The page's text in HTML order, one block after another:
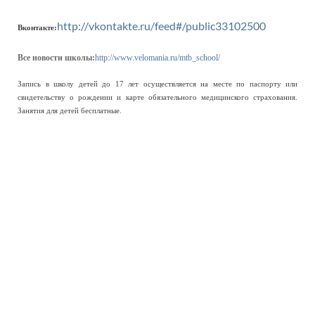
Вконтакте:http://vkontakte.ru/feed#/public33102500
Все новости школы:http://www.velomania.ru/mtb_school/
Запись в школу детей до 17 лет осуществляется на месте по паспорту или
свидетельству о рождении и карте обязательного медицинского страхования.
Занятия для детей бесплатные.